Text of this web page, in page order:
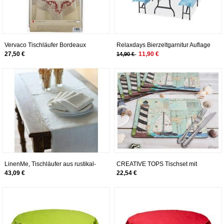
Vervaco Tischläufer Bordeaux
geometrisch Stickpackung/Läufer
Kreuzstich, Baumwolle, Mehrfarbig,
40 x 100 x 0.3 cm
27,50 €
Relaxdays Bierzeltgarnitur Auflage
Oktoberfest, 3er Set, Biertisch
14,90 € 11,90 €
LinenMe, Tischläufer aus rustikal-
weißem Leinen, einteilig, 45 x 275
43,09 €
CREATIVE TOPS Tischset mit
Korkunterseite, Meeresmotiv,
22,54 €